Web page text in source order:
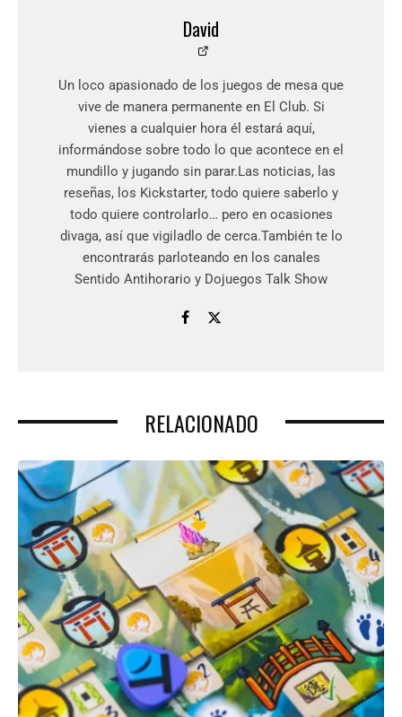
David
Un loco apasionado de los juegos de mesa que
vive de manera permanente en El Club. Si
vienes a cualquier hora él estará aquí,
informándose sobre todo lo que acontece en el
mundillo y jugando sin parar.Las noticias, las
reseñas, los Kickstarter, todo quiere saberlo y
todo quiere controlarlo… pero en ocasiones
divaga, así que vigiladlo de cerca.También te lo
encontrarás parloteando en los canales
Sentido Antihorario y Dojuegos Talk Show
RELACIONADO